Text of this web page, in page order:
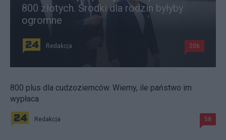
800 złotych. Środki dla rodzin byłyby
ogromne
Redakcja 206
800 plus dla cudzoziemców. Wiemy, ile państwo im
wypłaca
Redakcja 58